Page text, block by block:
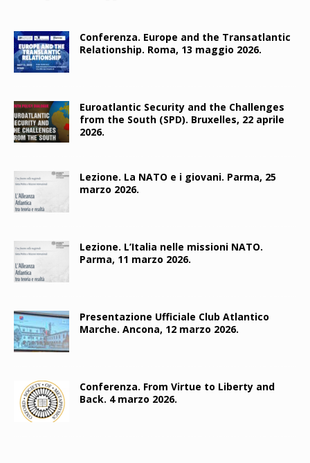
Conferenza. Europe and the Transatlantic
Relationship. Roma, 13 maggio 2026.
Euroatlantic Security and the Challenges
from the South (SPD). Bruxelles, 22 aprile
2026.
Lezione. La NATO e i giovani. Parma, 25
marzo 2026.
Lezione. L’Italia nelle missioni NATO.
Parma, 11 marzo 2026.
Presentazione Ufficiale Club Atlantico
Marche. Ancona, 12 marzo 2026.
Conferenza. From Virtue to Liberty and
Back. 4 marzo 2026.